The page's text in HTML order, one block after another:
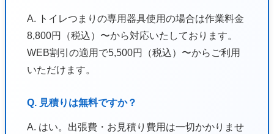
A. トイレつまりの専用器具使用の場合は作業料金
8,800円（税込）〜から対応いたしております。
WEB割引の適用で5,500円（税込）〜からご利用
いただけます。
Q. 見積りは無料ですか？
A. はい。出張費・お見積り費用は一切かかりませ